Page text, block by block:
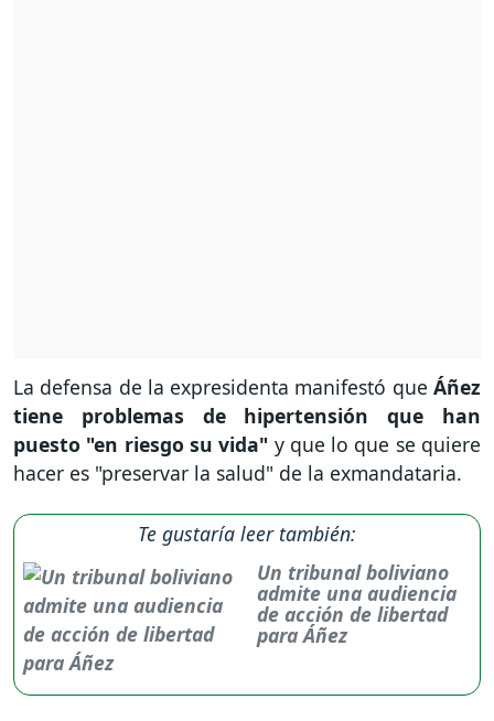
La defensa de la expresidenta manifestó que Áñez
tiene problemas de hipertensión que han
puesto "en riesgo su vida" y que lo que se quiere
hacer es "preservar la salud" de la exmandataria.
Te gustaría leer también:
Un tribunal boliviano
admite una audiencia
de acción de libertad
para Áñez